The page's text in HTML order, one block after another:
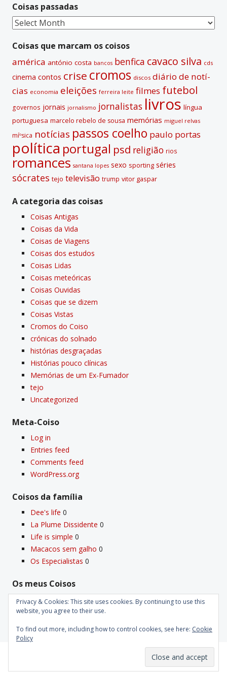
a
t
i
v
Coisas passadas
Coisas
Coisas que marcam os coisos
américa antónio costa bancos benfica cavaco silva cds
cinema contos crise cromos discos diário de notí­
cias economia eleições ferreira leite filmes futebol
governos jornais jornalismo jornalistas livros lí­ngua
portuguesa marcelo rebelo de sousa memórias miguel relvas
míºsica notí­cias passos coelho paulo portas
polí­tica portugal psd religião rios
romances santana lopes sexo sporting séries
sócrates tejo televisão trump vitor gaspar
A categoria das coisas
Coisas Antigas
Coisas da Vida
Coisas de Viagens
Coisas dos estudos
Coisas Lidas
Coisas meteóricas
Coisas Ouvidas
Coisas que se dizem
Coisas Vistas
Cromos do Coiso
crónicas do solnado
histórias desgraçadas
Histórias pouco clí­nicas
Memórias de um Ex-Fumador
tejo
Uncategorized
Meta-Coiso
Log in
Entries feed
Comments feed
WordPress.org
Coisos da famí­lia
Dee's life 0
La Plume Dissidente 0
Life is simple 0
Macacos sem galho 0
Os Especialistas 0
Os meus Coisos
Deus0
Velho Coiso0
Theme: Kubrick 2014.
Privacy & Cookies: This site uses cookies. By continuing to use this
website, you agree to their use.
To find out more, including how to control cookies, see here: Cookie
Policy